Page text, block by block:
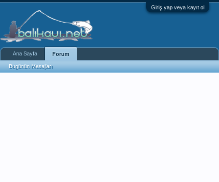
Giriş yap veya kayıt ol
Ana Sayfa Forum
Bugünün Mesajları